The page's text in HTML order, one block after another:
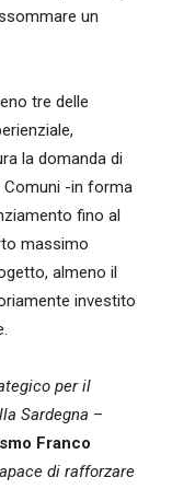
un
tre delle
la domanda di
-in forma
fino al
massimo
almeno il
investito
per il
Sardegna –
Franco
di rafforzare